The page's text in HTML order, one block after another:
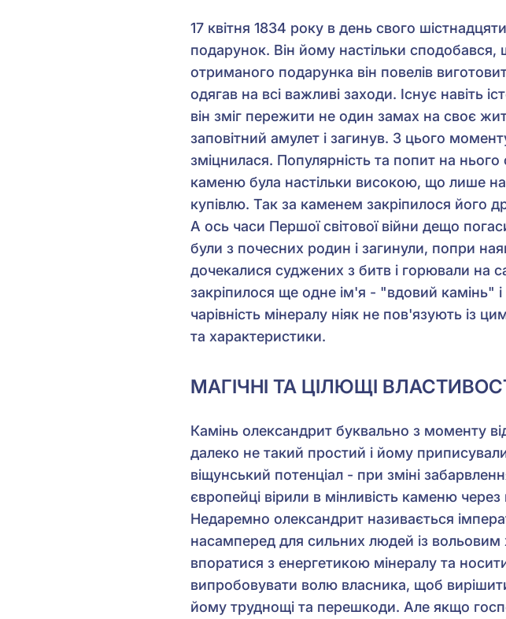
17 квітня 1834 року в день свого
подарунок. Він йому настільки
отриманого подарунка він повелів
одягав на всі важливі заходи. Існує навіть
він зміг пережити не один замах на своє
заповітний амулет і загинув. З цього
зміцнилася. Популярність та попит на нього
каменю була настільки високою, що лише
купівлю. Так за каменем закріпилося його
А ось часи Першої світової війни дещо
були з почесних родин і загинули, попри
дочекалися суджених з битв і горювали на
закріпилося ще одне ім'я - "вдовий камінь"
чарівність мінералу ніяк не пов'язують із
та характеристики.
МАГІЧНІ ТА ЦІЛЮЩІ
Камінь олександрит буквально з моменту
далеко не такий простий і йому
віщунський потенціал - при зміні
європейці вірили в мінливість каменю
Недаремно олександрит називається
насамперед для сильних людей із
впоратися з енергетикою мінералу та
випробовувати волю власника, щоб
йому труднощі та перешкоди. Але якщо